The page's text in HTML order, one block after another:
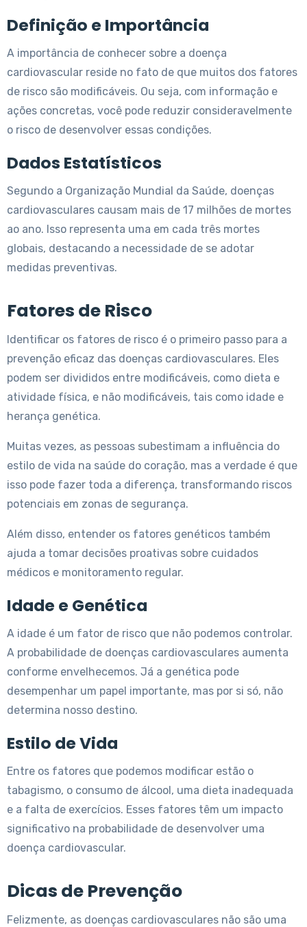
Definição e Importância
A importância de conhecer sobre a doença
cardiovascular reside no fato de que muitos dos fatores
de risco são modificáveis. Ou seja, com informação e
ações concretas, você pode reduzir consideravelmente
o risco de desenvolver essas condições.
Dados Estatísticos
Segundo a Organização Mundial da Saúde, doenças
cardiovasculares causam mais de 17 milhões de mortes
ao ano. Isso representa uma em cada três mortes
globais, destacando a necessidade de se adotar
medidas preventivas.
Fatores de Risco
Identificar os fatores de risco é o primeiro passo para a
prevenção eficaz das doenças cardiovasculares. Eles
podem ser divididos entre modificáveis, como dieta e
atividade física, e não modificáveis, tais como idade e
herança genética.
Muitas vezes, as pessoas subestimam a influência do
estilo de vida na saúde do coração, mas a verdade é que
isso pode fazer toda a diferença, transformando riscos
potenciais em zonas de segurança.
Além disso, entender os fatores genéticos também
ajuda a tomar decisões proativas sobre cuidados
médicos e monitoramento regular.
Idade e Genética
A idade é um fator de risco que não podemos controlar.
A probabilidade de doenças cardiovasculares aumenta
conforme envelhecemos. Já a genética pode
desempenhar um papel importante, mas por si só, não
determina nosso destino.
Estilo de Vida
Entre os fatores que podemos modificar estão o
tabagismo, o consumo de álcool, uma dieta inadequada
e a falta de exercícios. Esses fatores têm um impacto
significativo na probabilidade de desenvolver uma
doença cardiovascular.
Dicas de Prevenção
Felizmente, as doenças cardiovasculares não são uma